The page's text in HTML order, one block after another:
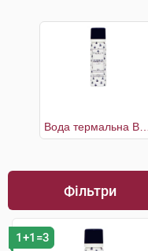
Фільтри
1+1=3